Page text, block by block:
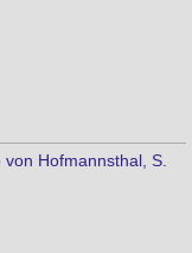
Hofmannsthal, S.